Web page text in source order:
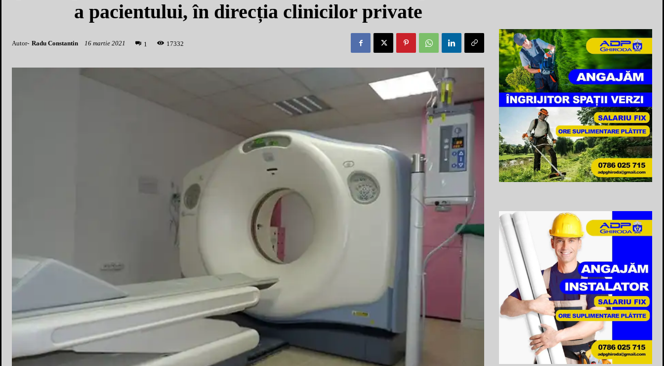
a pacientului, în direcția clinicilor private
Autor- Radu Constantin 16 martie 2021 1 1 7332